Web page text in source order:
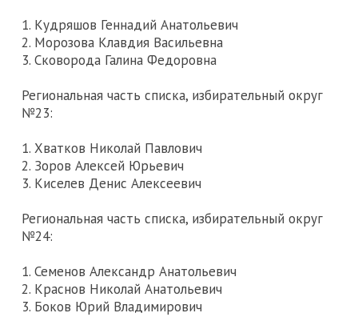
1. Кудряшов Геннадий Анатольевич
2. Морозова Клавдия Васильевна
3. Сковорода Галина Федоровна
Региональная часть списка, избирательный округ
№23:
1. Хватков Николай Павлович
2. Зоров Алексей Юрьевич
3. Киселев Денис Алексеевич
Региональная часть списка, избирательный округ
№24:
1. Семенов Александр Анатольевич
2. Краснов Николай Анатольевич
3. Боков Юрий Владимирович